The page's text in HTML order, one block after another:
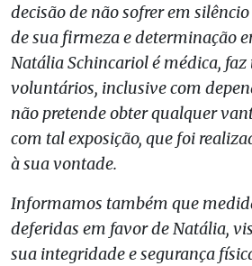
decisão de não sofrer em
de sua firmeza e determinação
Natália Schincariol é médica, faz
voluntários, inclusive com
não pretende obter qualquer
com tal exposição, que foi
à sua vontade.
Informamos também que
deferidas em favor de Natália,
sua integridade e segurança